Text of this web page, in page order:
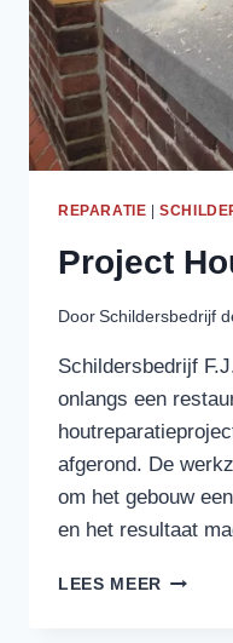
REPARATIE |
Project
Door Schildersbedrijf
Schildersbedrijf
onlangs een
afgerond. De
om het gebouw
en het resultaat
LEES MEER